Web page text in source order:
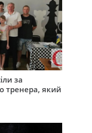
за
тренера, який